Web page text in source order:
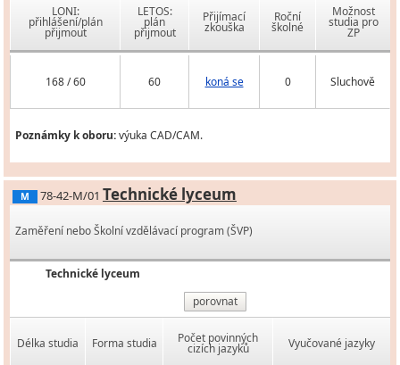
LONI:
přihlášení/plán
přijmout
LETOS:
plán
přijmout
Přijímací
zkouška
Roční
školné
Možnost
studia pro
ZP
168 / 60 60 koná se 0 Sluchově
Poznámky k oboru:výuka CAD/CAM.
M 78-42-M/01 Technické lyceum
Zaměření nebo Školní vzdělávací program (ŠVP)
Technické lyceum
porovnat
Délka studia Forma studia Počet povinných
cizích jazyků Vyučované jazyky